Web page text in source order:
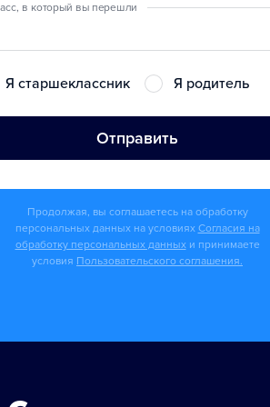
в который вы перешли
Я старшеклассник Я родитель
Отправить
Продолжая, вы соглашаетесь на обработку
персональных данных на условиях Согласия на
обработку персональных данных и принимаете
условия Пользовательского соглашения.